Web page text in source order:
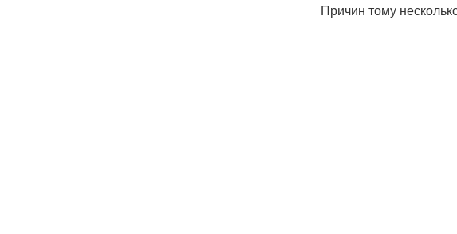
Причин тому